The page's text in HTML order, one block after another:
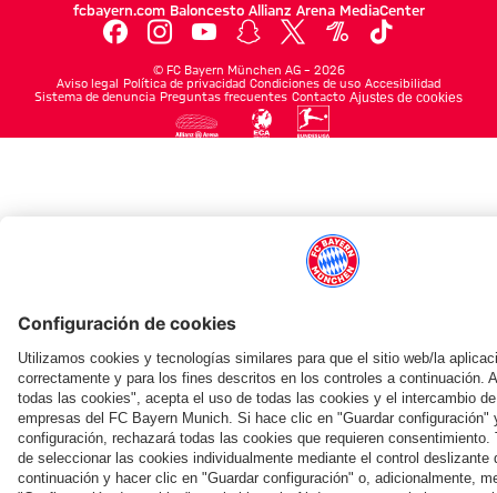
fcbayern.com Baloncesto Allianz Arena MediaCenter
© FC Bayern München AG – 2026
Aviso legal Política de privacidad Condiciones de uso Accesibilidad
Sistema de denuncia Preguntas frecuentes Contacto Ajustes de cookies